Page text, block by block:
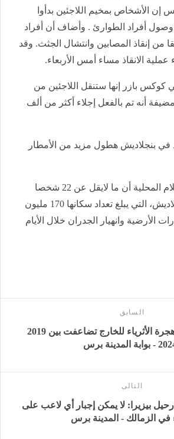
إن الأشخاص بمخيم اللاجئين بدأوا
وصول أفراد الطوارئ . وأضاف أن أفراد
من إنقاذ المصابين وانتشال الجثث. وقد
عملية الانقاذ مساء أمس الأربعاء.
بازر إنها ستنقل اللاجئين من
أنه تم بالفعل إجلاء أكثر من ألف
في بنجلاديش هطول مزيد من الأمطار
وذكرت وسائل الإعلام المحلية أن ما لايقل عن 22 شخصا
لقوا حتفهم في بنجلاديش، التي يبلغ تعداد سكانها 170 مليون
الأرضية وانهيار الجدران خلال الأيام
السابق
وثيقة إسرائيلية: هجرة الأثرياء للخارج تضاعفت بين 2019
التالى
بيزيرا: لا يمكن إجبار أي لاعب على
في الزمالك - المدينة برس